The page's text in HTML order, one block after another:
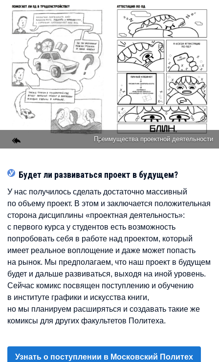
Преимущества проектной деятельности
Будет ли развиваться проект в будущем?
У нас получилось сделать достаточно массивный
по объему проект. В этом и заключается положительная
сторона дисциплины «проектная деятельность»:
с первого курса у студентов есть возможность
попробовать себя в работе над проектом, который
имеет реальное воплощение и даже может попасть
на рынок. Мы предполагаем, что наш проект в будущем
будет и дальше развиваться, выходя на иной уровень.
Сейчас комикс посвящен поступлению и обучению
в институте графики и искусства книги,
но мы планируем расширяться и создавать такие же
комиксы для других факультетов Политеха.
Узнать о поступлении в Московский Политех